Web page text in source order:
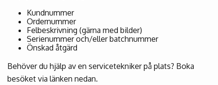
Kundnummer
Ordernummer
Felbeskrivning (gärna med bilder)
Serienummer och/eller batchnummer
Önskad åtgärd
Behöver du hjälp av en servicetekniker på plats? Boka
besöket via länken nedan.